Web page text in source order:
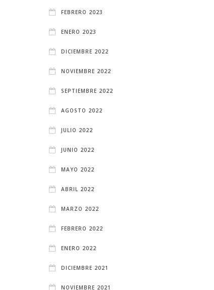
FEBRERO 2023
ENERO 2023
DICIEMBRE 2022
NOVIEMBRE 2022
SEPTIEMBRE 2022
AGOSTO 2022
JULIO 2022
JUNIO 2022
MAYO 2022
ABRIL 2022
MARZO 2022
FEBRERO 2022
ENERO 2022
DICIEMBRE 2021
NOVIEMBRE 2021